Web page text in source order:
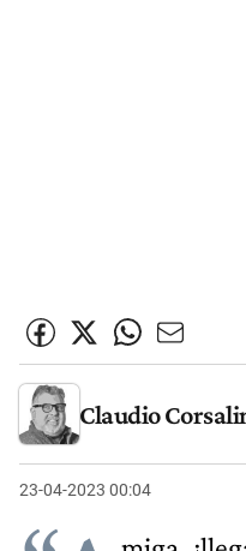
Claudio
23-04-2023 00:04